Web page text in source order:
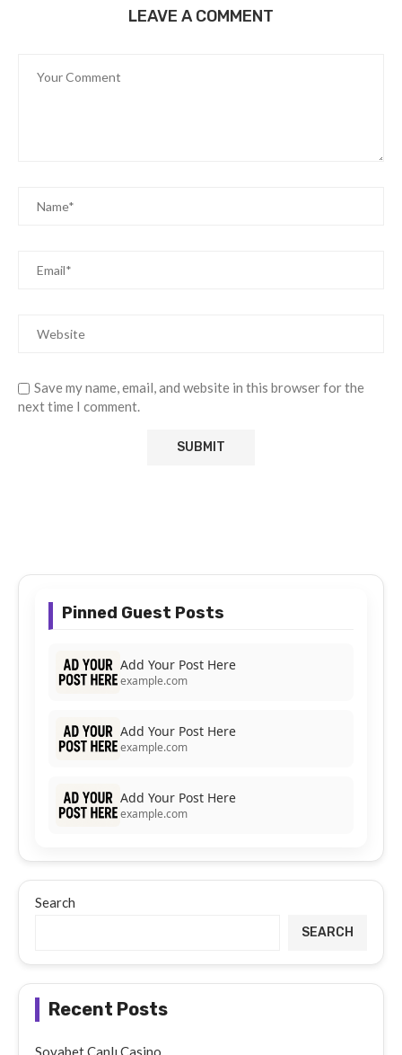
LEAVE A COMMENT
Save my name, email, and website in this browser for the
next time I comment.
Pinned Guest Posts
Add Your Post Here
example.com
Add Your Post Here
example.com
Add Your Post Here
example.com
Search
SEARCH
Recent Posts
Sovabet Canlı Casino